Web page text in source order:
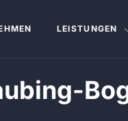
LEISTUNGEN